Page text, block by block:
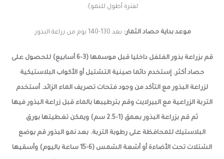
لفترة أطول للنمو).
موعد بداية حصاد الثمار: بعد 130-140 يوم من زراعة البذور.
قم بزراعة بذور الفلفل داخليا قبل موسمها (3-6 أسابيع) للحصول على
حصاد أكثر. إستخدم دائما صينية التشتيل أو الأكواب البلاستيكية
لزراعة البذور مع التأكد من وجود فتحات تصريف الماء الزائد. أستخدم
التربة الزراعية مع البيرلايت وقم بترطيبها بالماء قبل زراعة البذور فيها
ثم قم بزراعة البذور بعمق (1-2.5 سم) ويمكن تغطيتها بورق
البلاستيك للمحافظة على رطوبة التربة. بعد نمو البذور قم بوضع
الشتلات تحت الأضاءة أو أشعة الشمس (6-15 ساعة باليوم) وأسقيها